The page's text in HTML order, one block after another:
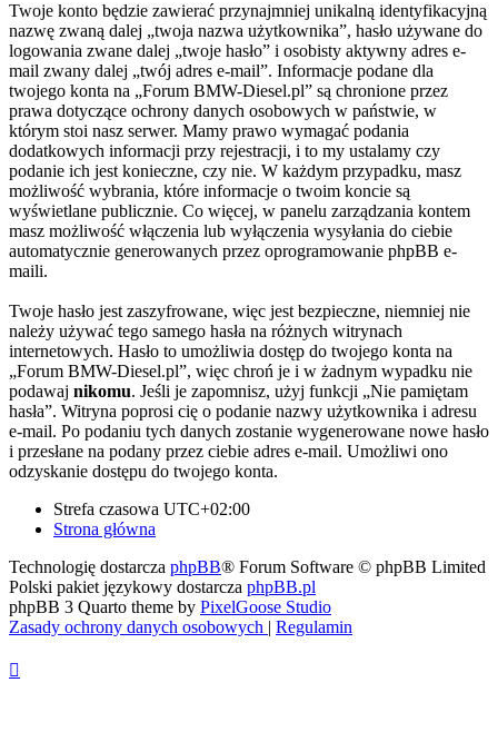
Twoje konto będzie zawierać przynajmniej unikalną identyfikacyjną
nazwę zwaną dalej „twoja nazwa użytkownika”, hasło używane do
logowania zwane dalej „twoje hasło” i osobisty aktywny adres e-
mail zwany dalej „twój adres e-mail”. Informacje podane dla
twojego konta na „Forum BMW-Diesel.pl” są chronione przez
prawa dotyczące ochrony danych osobowych w państwie, w
którym stoi nasz serwer. Mamy prawo wymagać podania
dodatkowych informacji przy rejestracji, i to my ustalamy czy
podanie ich jest konieczne, czy nie. W każdym przypadku, masz
możliwość wybrania, które informacje o twoim koncie są
wyświetlane publicznie. Co więcej, w panelu zarządzania kontem
masz możliwość włączenia lub wyłączenia wysyłania do ciebie
automatycznie generowanych przez oprogramowanie phpBB e-
maili.
Twoje hasło jest zaszyfrowane, więc jest bezpieczne, niemniej nie
należy używać tego samego hasła na różnych witrynach
internetowych. Hasło to umożliwia dostęp do twojego konta na
„Forum BMW-Diesel.pl”, więc chroń je i w żadnym wypadku nie
podawaj nikomu. Jeśli je zapomnisz, użyj funkcji „Nie pamiętam
hasła”. Witryna poprosi cię o podanie nazwy użytkownika i adresu
e-mail. Po podaniu tych danych zostanie wygenerowane nowe hasło
i przesłane na podany przez ciebie adres e-mail. Umożliwi ono
odzyskanie dostępu do twojego konta.
Strefa czasowa UTC+02:00
Strona główna
Technologię dostarcza phpBB® Forum Software © phpBB Limited
Polski pakiet językowy dostarcza phpBB.pl
phpBB 3 Quarto theme by PixelGoose Studio
Zasady ochrony danych osobowych | Regulamin